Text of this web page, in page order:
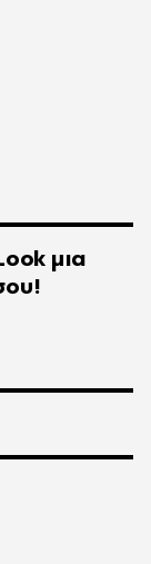
μια